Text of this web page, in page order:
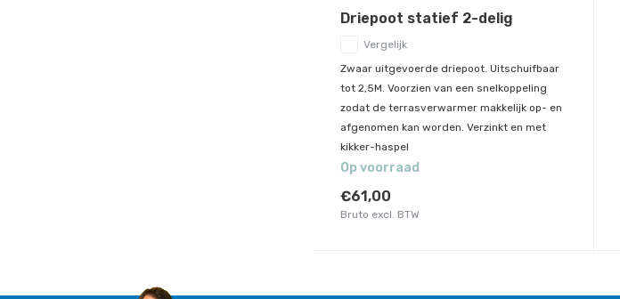
Driepoot statief 2-delig
Vergelijk
Zwaar uitgevoerde driepoot. Uitschuifbaar
tot 2,5M. Voorzien van een snelkoppeling
zodat de terrasverwarmer makkelijk op- en
afgenomen kan worden. Verzinkt en met
kikker-haspel
Op voorraad
€61,00
Bruto excl. BTW